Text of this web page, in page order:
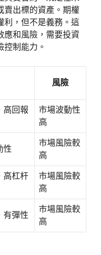
賣出標的資產。期權
利，但不是義務。這
應和風險，需要投資
制能力。
風險
高回報
市場波動性
高
性
市場風險較
高
高杠杆
市場風險較
高
有彈性
市場風險較
高